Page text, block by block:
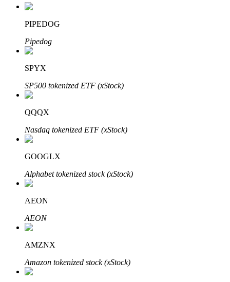
Otomatik Yatırım
Uzun vadeli kâr ve esnek çıkarlar elde edin
Stake Etmeyi Öğrenin
Pasif gelir kazanma hakkında bilgi edinin
Bitrue
PIPEDOG
Pipedog
SPYX
SP500 tokenized ETF (xStock)
QQQX
Nasdaq tokenized ETF (xStock)
GOOGLX
Alphabet tokenized stock (xStock)
AEON
AEON
AMZNX
Amazon tokenized stock (xStock)